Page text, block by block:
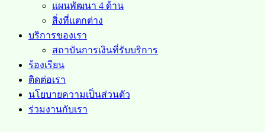
แผนพัฒนา 4 ด้าน
สิ่งที่แตกต่าง
บริการของเรา
สถาบันการเงินที่รับบริการ
ร้องเรียน
ติดต่อเรา
นโยบายความเป็นส่วนตัว
ร่วมงานกับเรา